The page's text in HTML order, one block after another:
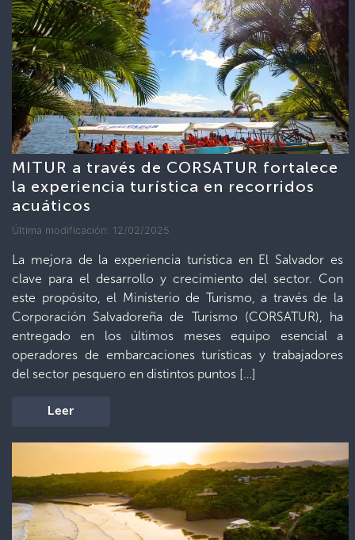
MITUR a través de CORSATUR fortalece
la experiencia turística en recorridos
acuáticos
Última modificación: 12/02/2025
La mejora de la experiencia turística en El Salvador es
clave para el desarrollo y crecimiento del sector. Con
este propósito, el Ministerio de Turismo, a través de la
Corporación Salvadoreña de Turismo (CORSATUR), ha
entregado en los últimos meses equipo esencial a
operadores de embarcaciones turísticas y trabajadores
del sector pesquero en distintos puntos […]
Leer